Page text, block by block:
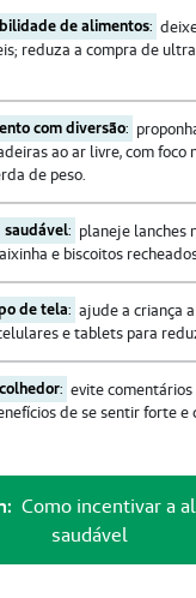
de alimentos:
reduza a compra de
com diversão:
ao ar livre, com foco
de peso.
saudável: planeje lanches
e biscoitos
de tela: ajude a criança
e tablets para
: evite
de se sentir forte e
Como incentivar a
saudável